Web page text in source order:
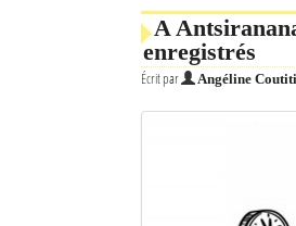
A
enregistrés
Écrit par Angéline Coutiti